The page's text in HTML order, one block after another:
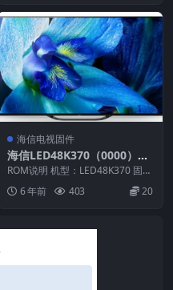
海信电视固件
海信LED48K370（0000）B
OM1官方原厂USB刷机电视
固件包
ROM说明 机型：LED48K370 固件
版本：（0000） BOM：1 海信L...
6 年前 403 20